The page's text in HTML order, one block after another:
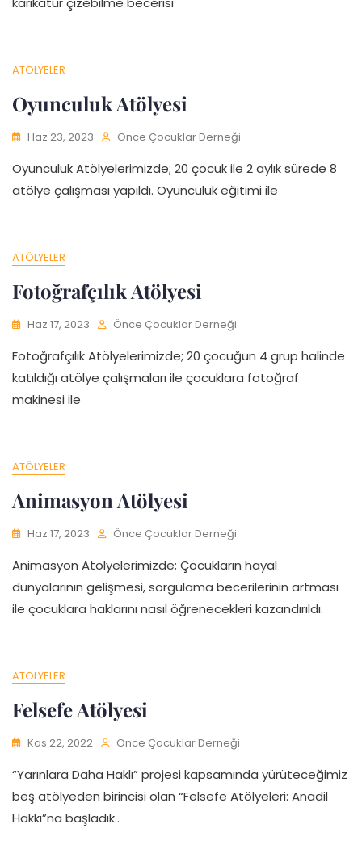
ATÖLYELER
Oyunculuk Atölyesi
Haz 23, 2023 Önce Çocuklar Derneği
Oyunculuk Atölyelerimizde; 20 çocuk ile 2 aylık sürede 8
atölye çalışması yapıldı. Oyunculuk eğitimi ile
ATÖLYELER
Fotoğrafçılık Atölyesi
Haz 17, 2023 Önce Çocuklar Derneği
Fotoğrafçılık Atölyelerimizde; 20 çocuğun 4 grup halinde
katıldığı atölye çalışmaları ile çocuklara fotoğraf
makinesi ile
ATÖLYELER
Animasyon Atölyesi
Haz 17, 2023 Önce Çocuklar Derneği
Animasyon Atölyelerimizde; Çocukların hayal
dünyalarının gelişmesi, sorgulama becerilerinin artması
ile çocuklara haklarını nasıl öğrenecekleri kazandırıldı.
ATÖLYELER
Felsefe Atölyesi
Kas 22, 2022 Önce Çocuklar Derneği
“Yarınlara Daha Haklı” projesi kapsamında yürüteceğimiz
beş atölyeden birincisi olan “Felsefe Atölyeleri: Anadil
Hakkı”na başladık..